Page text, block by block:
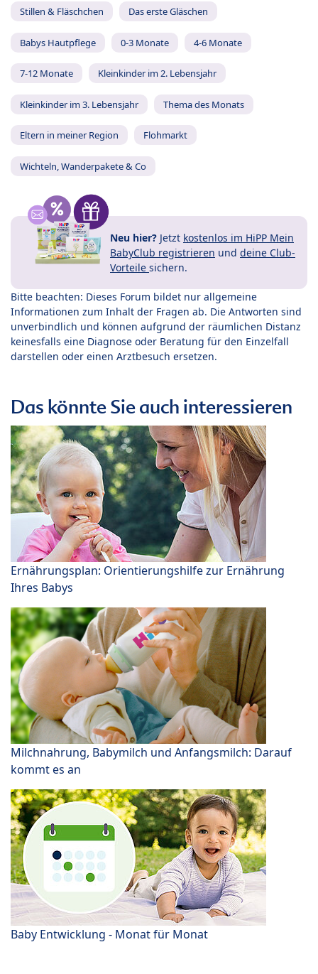
Stillen & Fläschchen Das erste Gläschen
Babys Hautpflege 0-3 Monate 4-6 Monate
7-12 Monate Kleinkinder im 2. Lebensjahr
Kleinkinder im 3. Lebensjahr Thema des Monats
Eltern in meiner Region Flohmarkt
Wichteln, Wanderpakete & Co
Neu hier? Jetzt kostenlos im HiPP Mein
BabyClub registrieren und deine Club-
Vorteile sichern.
Bitte beachten: Dieses Forum bildet nur allgemeine
Informationen zum Inhalt der Fragen ab. Die Antworten sind
unverbindlich und können aufgrund der räumlichen Distanz
keinesfalls eine Diagnose oder Beratung für den Einzelfall
darstellen oder einen Arztbesuch ersetzen.
Das könnte Sie auch interessieren
Ernährungsplan: Orientierungshilfe zur Ernährung
Ihres Babys
Milchnahrung, Babymilch und Anfangsmilch: Darauf
kommt es an
Baby Entwicklung - Monat für Monat